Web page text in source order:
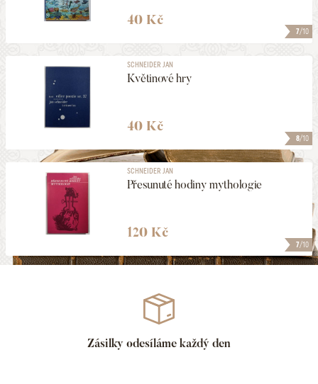
7/10
40 Kč
8/10
SCHNEIDER JAN
Květinové hry
40 Kč
7/10
SCHNEIDER JAN
Přesunuté hodiny mythologie
120 Kč
Zásilky odesíláme každý den